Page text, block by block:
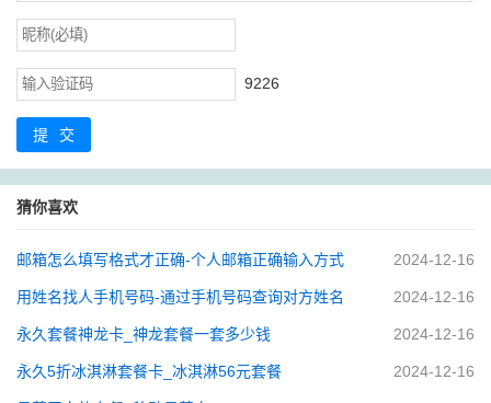
9226
提交
猜你喜欢
邮箱怎么填写格式才正确-个人邮箱正确输入方式 2024-12-16
用姓名找人手机号码-通过手机号码查询对方姓名 2024-12-16
永久套餐神龙卡_神龙套餐一套多少钱 2024-12-16
永久5折冰淇淋套餐卡_冰淇淋56元套餐 2024-12-16